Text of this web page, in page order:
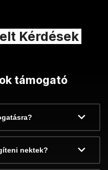
Kérdések
támogató
nektek?